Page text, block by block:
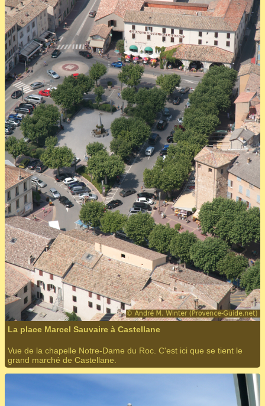
La place Marcel Sauvaire à Castellane
Vue de la chapelle Notre-Dame du Roc. C'est ici que se tient le
grand marché de Castellane.